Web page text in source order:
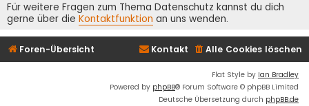
Für weitere Fragen zum Thema Datenschutz kannst du dich
gerne über die Kontaktfunktion an uns wenden.
Foren-Übersicht Alle Cookies löschen
Kontakt
Flat Style by Ian Bradley
Powered by phpBB® Forum Software © phpBB Limited
Deutsche Übersetzung durch phpBB.de